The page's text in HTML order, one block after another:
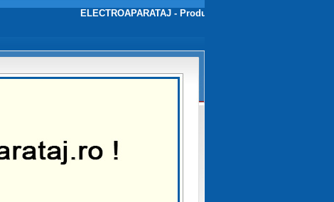
ELECTROAPARATAJ - Producator de aparataj electric